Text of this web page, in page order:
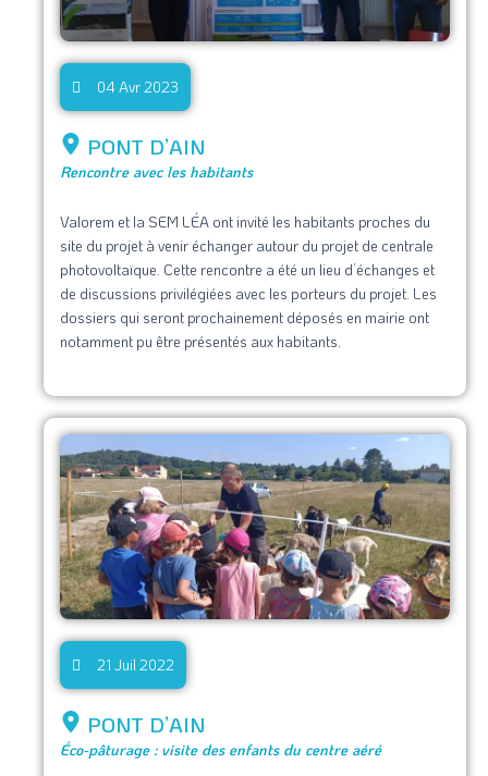
04 Avr 2023
PONT D’AIN
Rencontre avec les habitants
Valorem et la SEM LÉA ont invité les habitants proches du
site du projet à venir échanger autour du projet de centrale
photovoltaïque. Cette rencontre a été un lieu d’échanges et
de discussions privilégiées avec les porteurs du projet. Les
dossiers qui seront prochainement déposés en mairie ont
notamment pu être présentés aux habitants.
21 Juil 2022
PONT D’AIN
Éco-pâturage : visite des enfants du centre aéré